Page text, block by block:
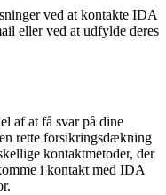
ved at kontakte IDA
eller ved at udfylde deres
af at få svar på dine
rette forsikringsdækning
kontaktmetoder, der
i kontakt med IDA